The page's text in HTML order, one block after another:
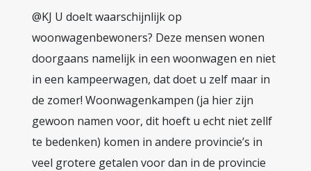
@KJ U doelt waarschijnlijk op
woonwagenbewoners? Deze mensen wonen
doorgaans namelijk in een woonwagen en niet
in een kampeerwagen, dat doet u zelf maar in
de zomer! Woonwagenkampen (ja hier zijn
gewoon namen voor, dit hoeft u echt niet zellf
te bedenken) komen in andere provincie’s in
veel grotere getalen voor dan in de provincie